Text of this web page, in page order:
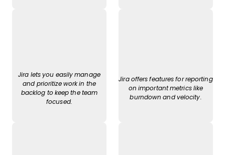
Jira lets you easily manage
and prioritize work in the
backlog to keep the team
focused.
Jira offers features for reporting
on important metrics like
burndown and velocity.